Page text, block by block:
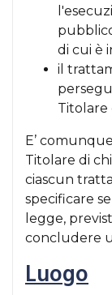
di cui è
il
Titolare
E’
Titolare di
ciascun
specificare
legge,
concludere
Luogo